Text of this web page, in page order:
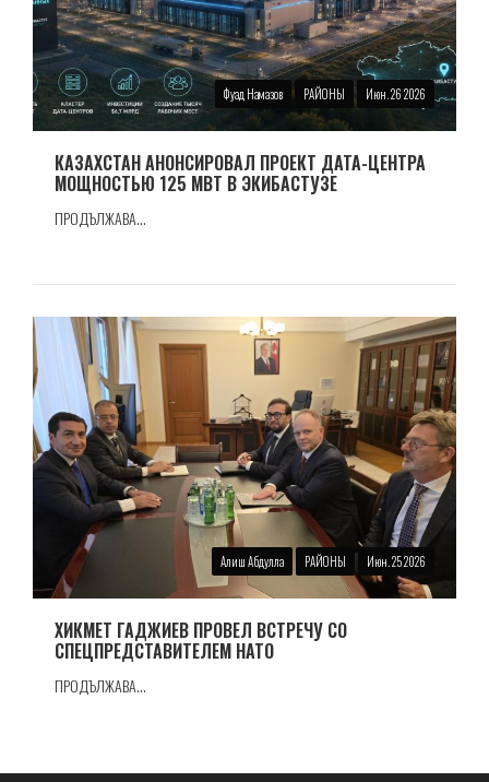
Фуад Намазов РАЙОНЫ Июн. 26 2026
КАЗАХСТАН АНОНСИРОВАЛ ПРОЕКТ ДАТА-ЦЕНТРА
МОЩНОСТЬЮ 125 МВТ В ЭКИБАСТУЗЕ
ПРОДЪЛЖАВА...
Алиш Абдулла РАЙОНЫ Июн. 25 2026
ХИКМЕТ ГАДЖИЕВ ПРОВЕЛ ВСТРЕЧУ СО
СПЕЦПРЕДСТАВИТЕЛЕМ НАТО
ПРОДЪЛЖАВА...